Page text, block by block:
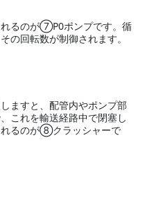
るのが⑦P0ポンプです。循
の回転数が制御されます。
ますと、配管内やポンプ部
これを輸送経路中で閉塞し
れるのが⑧クラッシャーで